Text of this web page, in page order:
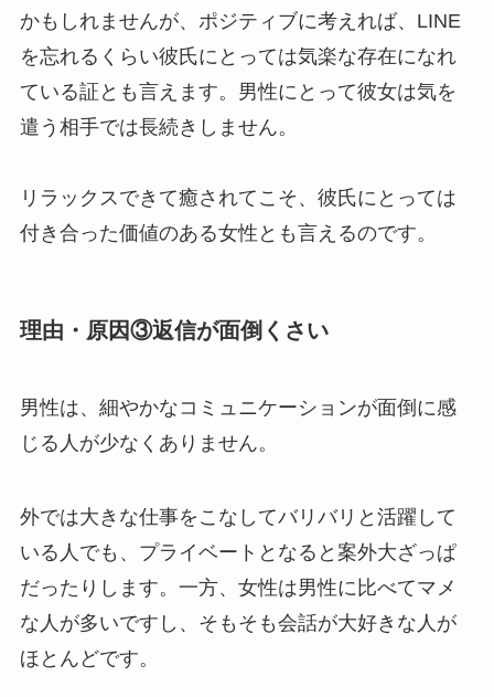
かもしれませんが、ポジティブに考えれば、LINE
を忘れるくらい彼氏にとっては気楽な存在になれ
ている証とも言えます。男性にとって彼女は気を
遣う相手では長続きしません。
リラックスできて癒されてこそ、彼氏にとっては
付き合った価値のある女性とも言えるのです。
理由・原因③返信が面倒くさい
男性は、細やかなコミュニケーションが面倒に感
じる人が少なくありません。
外では大きな仕事をこなしてバリバリと活躍して
いる人でも、プライベートとなると案外大ざっぱ
だったりします。一方、女性は男性に比べてマメ
な人が多いですし、そもそも会話が大好きな人が
ほとんどです。